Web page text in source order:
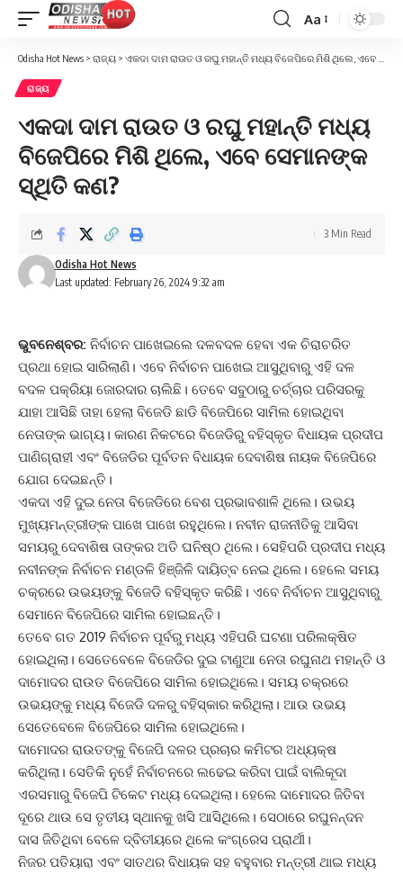
Font
Resizer
Aa
Odisha Hot News > ରାଜ୍ୟ > ଏକଦା ଦାମ ରାଉତ ଓ ରଘୁ ମହାନ୍ତି ମଧ୍ୟ ବିଜେପିରେ ମିଶି ଥିଲେ, ଏବେ ସେମାନଙ୍କ ସ୍ଥିତି କଣ?
ରାଜ୍ୟ
ଏକଦା ଦାମ ରାଉତ ଓ ରଘୁ ମହାନ୍ତି ମଧ୍ୟ
ବିଜେପିରେ ମିଶି ଥିଲେ, ଏବେ ସେମାନଙ୍କ
ସ୍ଥିତି କଣ?
Last updated: February 26, 2024 9:32 am
Odisha Hot News
3 Min Read
ଭୁବନେଶ୍ବର: ନିର୍ବାଚନ ପାଖେଇଲେ ଦଳବଦଳ ହେବା ଏକ ଚିରାଚରିତ
ପ୍ରଥା ହୋଇ ସାରିଲାଣି। ଏବେ ନିର୍ବାଚନ ପାଖେଇ ଆସୁଥିବାରୁ ଏହି ଦଳ
ବଦଳ ପକ୍ରିୟା ଜୋରଦାର ଚାଲିଛି। ତେବେ ସବୁଠାରୁ ଚର୍ଚ୍ଚାର ପରିସରକୁ
ଯାହା ଆସିଛି ତାହା ହେଲା ବିଜେଡି ଛାଡି ବିଜେପିରେ ସାମିଲ ହୋଇଥିବା
ନେତାଙ୍କ ଭାଗ୍ୟ। କାରଣ ନିକଟରେ ବିଜେଡିରୁ ବହିସ୍କୃତ ବିଧାୟକ ପ୍ରଦୀପ
ପାଣିଗ୍ରାହୀ ଏବଂ ବିଜେଡିର ପୂର୍ବତନ ବିଧାୟକ ଦେବାଶିଷ ନାୟକ ବିଜେପିରେ
ଯୋଗ ଦେଇଛନ୍ତି।
ଏକଦା ଏହି ଦୁଇ ନେତା ବିଜେଡିରେ ବେଶ ପ୍ରଭାବଶାଳି ଥିଲେ। ଉଭୟ
ମୁଖ୍ୟମନ୍ତ୍ରୀଙ୍କ ପାଖେ ପାଖେ ରହୁଥିଲେ। ନବୀନ ରାଜନୀତିକୁ ଆସିବା
ସମୟରୁ ଦେବାଶିଷ ତାଙ୍କର ଅତି ଘନିଷ୍ଠ ଥିଲେ। ସେହିପରି ପ୍ରଦୀପ ମଧ୍ୟ
ନବୀନଙ୍କ ନିର୍ବାଚନ ମଣ୍ଡଳି ହିଞ୍ଜିଳି ଦାୟିତ୍ବ ନେଇ ଥିଲେ। ହେଲେ ସମୟ
ଚକ୍ରରେ ଉଭୟଙ୍କୁ ବିଜେଡି ବହିସ୍କୃତ କରିଛି। ଏବେ ନିର୍ବାଚନ ଆସୁଥିବାରୁ
ସେମାନେ ବିଜେପିରେ ସାମିଲ ହୋଇଛନ୍ତି।
ତେବେ ଗତ 2019 ନିର୍ବାଚନ ପୂର୍ବରୁ ମଧ୍ୟ ଏହିପରି ଘଟଣା ପରିଲକ୍ଷିତ
ହୋଇଥିଲା। ସେତେବେଳେ ବିଜେଡିର ଦୁଇ ଟାଣୁଆ ନେତା ରଘୁନାଥ ମହାନ୍ତି ଓ
ଦାମୋଦର ରାଉତ ବିଜେପିରେ ସାମିଲ ହୋଇଥିଲେ। ସମୟ ଚକ୍ରରେ
ଉଭୟଙ୍କୁ ମଧ୍ୟ ବିଜେଡି ଦଳରୁ ବହିସ୍କାର କରିଥିଲା। ଆଉ ଉଭୟ
ସେତେବେଳେ ବିଜେପିରେ ସାମିଲ ହୋଇଥିଲେ।
ଦାମୋଦର ରାଉତଙ୍କୁ ବିଜେପି ଦଳର ପ୍ରଚାର କମିଟର ଅଧ୍ୟକ୍ଷ
କରିଥିଲା। ସେତିକି ନୁହେଁ ନିର୍ବାଚନରେ ଲଢେଇ କରିବା ପାଇଁ ବାଲିକୂଦା
ଏରସମାରୁ ବିଜେପି ଟିକେଟ ମଧ୍ୟ ଦେଇଥିଲା। ହେଲେ ଦାମୋଦର ଜିତିବା
ଦୂରେ ଥାଉ ସେ ତୃତୀୟ ସ୍ଥାନକୁ ଖସି ଆସିଥିଲେ। ସେଠାରେ ରଘୁନନ୍ଦନ
ଦାସ ଜିତିଥିବା ବେଳେ ଦ୍ବିତୀୟରେ ଥିଲେ କଂଗ୍ରେସ ପ୍ରାର୍ଥୀ।
ନିଜର ପତିୟାରା ଏବଂ ସାତଥର ବିଧାୟକ ସହ ବହୁବାର ମନ୍ତ୍ରୀ ଥାଇ ମଧ୍ୟ